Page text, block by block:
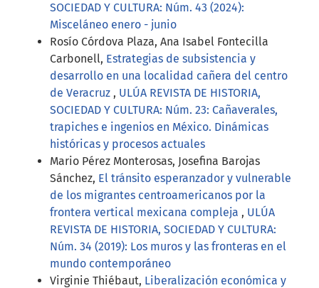
SOCIEDAD Y CULTURA: Núm. 43 (2024):
Misceláneo enero - junio
Rosío Córdova Plaza, Ana Isabel Fontecilla
Carbonell, Estrategias de subsistencia y
desarrollo en una localidad cañera del centro
de Veracruz , ULÚA REVISTA DE HISTORIA,
SOCIEDAD Y CULTURA: Núm. 23: Cañaverales,
trapiches e ingenios en México. Dinámicas
históricas y procesos actuales
Mario Pérez Monterosas, Josefina Barojas
Sánchez, El tránsito esperanzador y vulnerable
de los migrantes centroamericanos por la
frontera vertical mexicana compleja , ULÚA
REVISTA DE HISTORIA, SOCIEDAD Y CULTURA:
Núm. 34 (2019): Los muros y las fronteras en el
mundo contemporáneo
Virginie Thiébaut, Liberalización económica y